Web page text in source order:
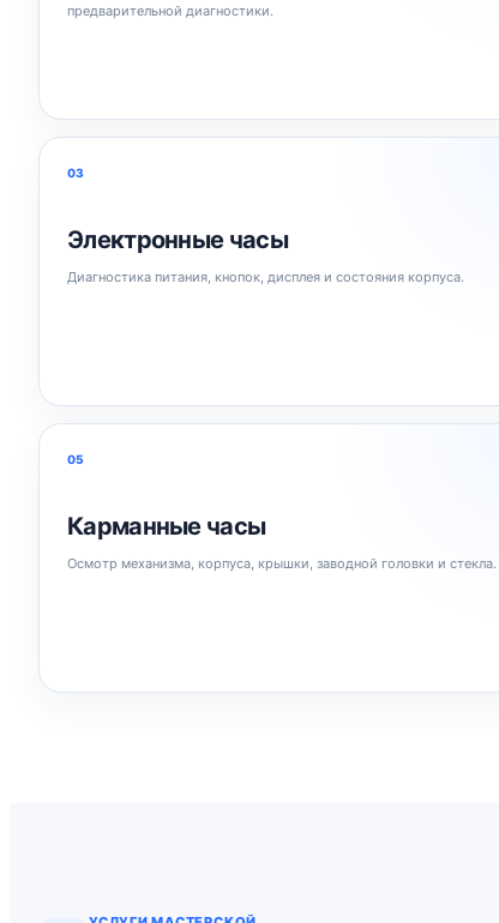
предварительной диагностики.
03
Электронные часы
Диагностика питания, кнопок, дисплея и состояния корпуса.
05
Карманные часы
Осмотр механизма, корпуса, крышки, заводной головки и стекла.